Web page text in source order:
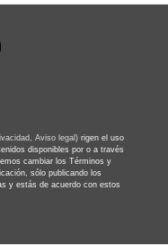
Aviso legal) rigen el uso
disponibles por o a través
cambiar los Términos y
sólo publicando los
y estás de acuerdo con estos